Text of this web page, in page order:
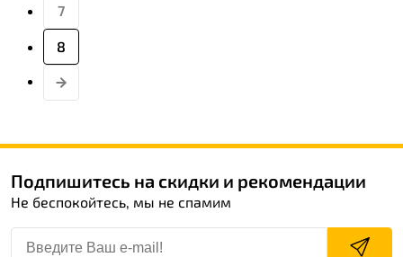
7
8
Подпишитесь на скидки и рекомендации
Не беспокойтесь, мы не спамим